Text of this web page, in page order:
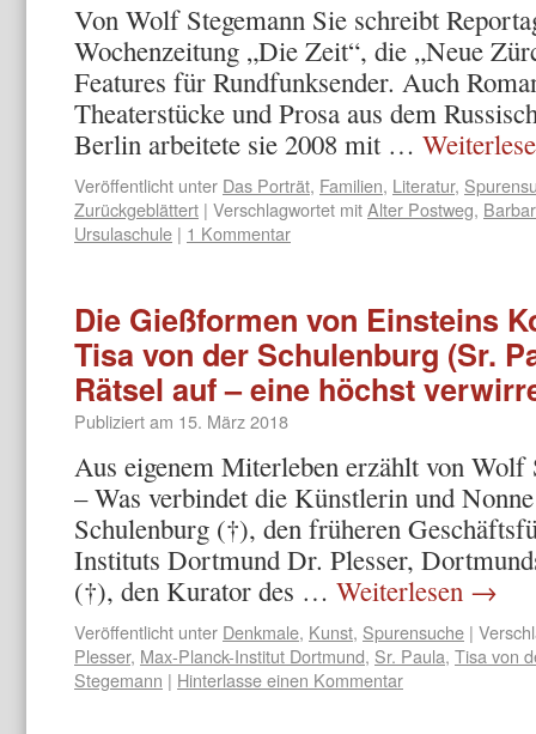
Von Wolf Stegemann Sie schreibt
Wochenzeitung „Die Zeit“, die „Neue
Features für Rundfunksender. Auch
Theaterstücke und Prosa aus dem
Berlin arbeitete sie 2008 mit …
Veröffentlicht unter Das Porträt, Familien, Literatur,
Zurückgeblättert | Verschlagwortet mitAlter Postweg,
Ursulaschule | 1 Kommentar
Die Gießformen von Einsteins
Tisa von der Schulenburg (Sr.
Rätsel auf – eine höchst
Publiziert am 15. März 2018
Aus eigenem Miterleben erzählt von Wolf
– Was verbindet die Künstlerin und
Schulenburg (†), den früheren
Instituts Dortmund Dr. Plesser,
(†), den Kurator des … Weiterlesen →
Veröffentlicht unter Denkmale, Kunst, Spurensuche |
Plesser, Max-Planck-Institut Dortmund, Sr. Paula, Tisa von
Stegemann | Hinterlasse einen Kommentar